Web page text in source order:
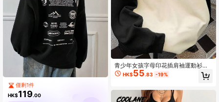
僅剩1件
HK$119.00
青少年女孩字母印花插肩袖運動衫，
適合學校、購物、街頭風、度假與日
常穿著，適合作為家人禮物，秋冬款
HK$55.83 -19%